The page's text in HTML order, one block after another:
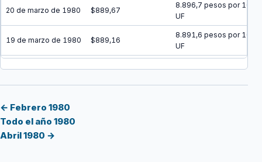
20 de marzo de 1980 $889,67
8.896,7 pesos por 10
UF
19 de marzo de 1980 $889,16
8.891,6 pesos por 10
UF
18 de marzo de 1980 $888,65
16 de marzo de 1980
← Febrero 1980
Todo el año 1980
Abril 1980 →